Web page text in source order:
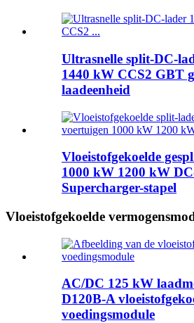
Ultrasnelle split-DC-
1440 kW CCS2 GBT
laadeenheid
Vloeistofgekoelde
1000 kW 1200 kW
Supercharger-stapel
Vloeistofgekoelde
AC/DC 125 kW
D120B-A
voedingsmodule